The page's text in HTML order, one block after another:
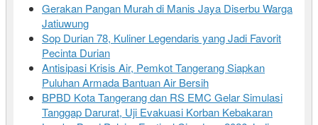
Gerakan Pangan Murah di Manis Jaya Diserbu Warga
Jatiuwung
Sop Durian 78, Kuliner Legendaris yang Jadi Favorit
Pecinta Durian
Antisipasi Krisis Air, Pemkot Tangerang Siapkan
Puluhan Armada Bantuan Air Bersih
BPBD Kota Tangerang dan RS EMC Gelar Simulasi
Tanggap Darurat, Uji Evakuasi Korban Kebakaran